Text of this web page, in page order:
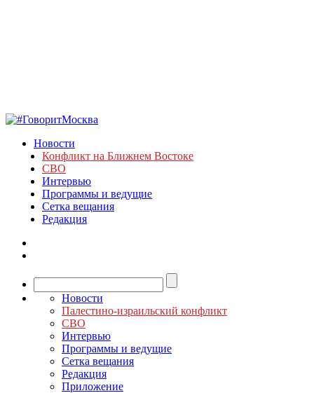
Новости
Конфликт на Ближнем Востоке
СВО
Интервью
Программы и ведущие
Сетка вещания
Редакция
Новости
Палестино-израильский конфликт
СВО
Интервью
Программы и ведущие
Сетка вещания
Редакция
Приложение